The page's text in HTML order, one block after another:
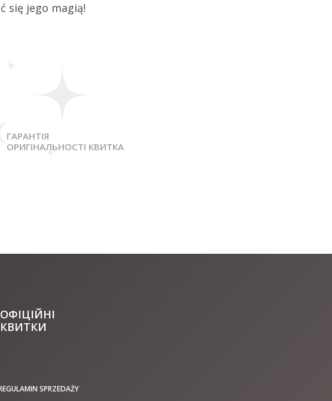
się jego magią!
ГАРАНТІЯ
ОРИГІНАЛЬНОСТІ КВИТКА
ОФІЦІЙНІ
КВИТКИ
SPRZEDAŻY